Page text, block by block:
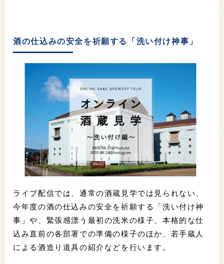
酒の仕込みの安全を祈願する「洗い付け神事」
ライブ配信では、通常の酒蔵見学では見られない、
今年度の酒の仕込みの安全を祈願する「洗い付け神
事」や、緊張感漂う最初の洗米の様子、本格的な仕
込み直前の各部署での準備の様子のほか、若手蔵人
による酒造り道具の紹介などを行います。